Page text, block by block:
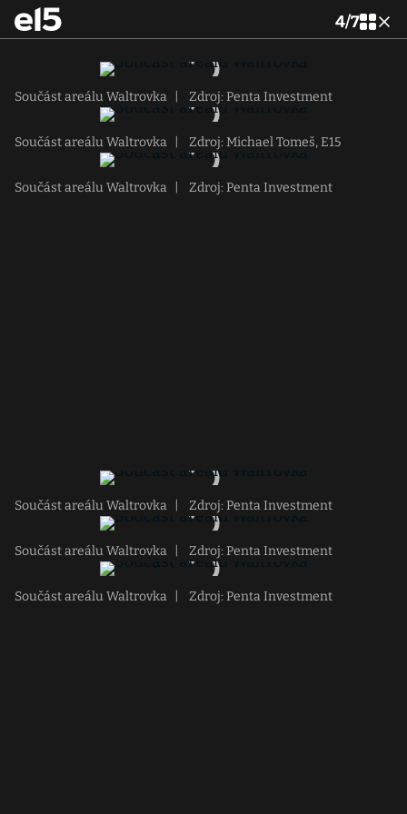
4/7
Součást areálu Waltrovka Zdroj: Penta Investment
Součást areálu Waltrovka Zdroj: Michael Tomeš, E15
Součást areálu Waltrovka Zdroj: Penta Investment
Součást areálu Waltrovka Zdroj: Penta Investment
Součást areálu Waltrovka Zdroj: Penta Investment
Součást areálu Waltrovka Zdroj: Penta Investment